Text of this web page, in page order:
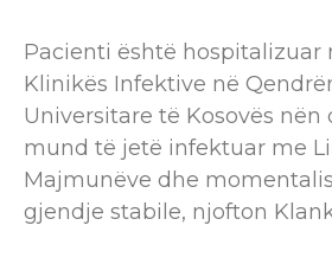
Pacienti është hospitalizuar
Klinikës Infektive në
Universitare të Kosovës nën
mund të jetë infektuar me
Majmunëve dhe
gjendje stabile, njofton